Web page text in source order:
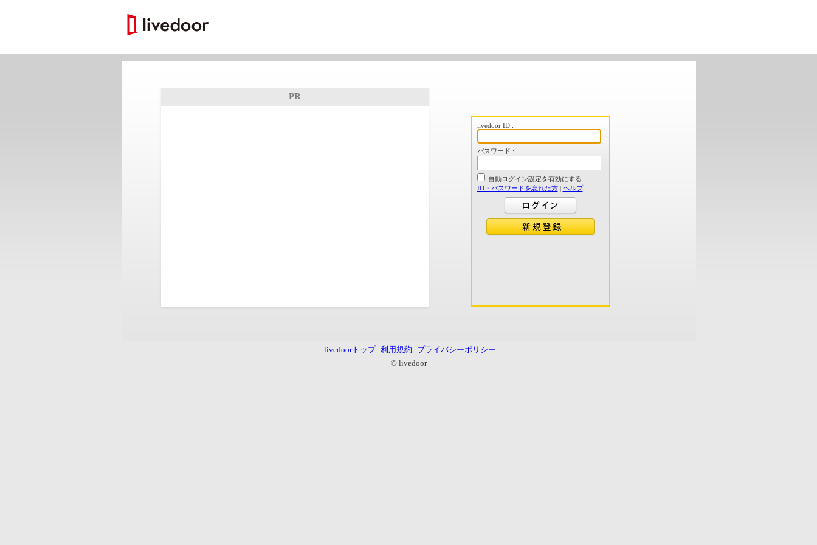
PR
livedoor ID :
パスワード :
自動ログイン設定を有効にする
ID・パスワードを忘れた方| ヘルプ
livedoorトップ 利用規約
プライバシーポリシー
© livedoor